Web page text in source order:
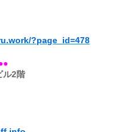
?page _id=478
ル2階